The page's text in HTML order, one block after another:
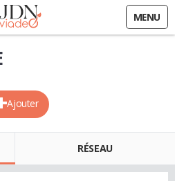
MENU
Ajouter
RÉSEAU